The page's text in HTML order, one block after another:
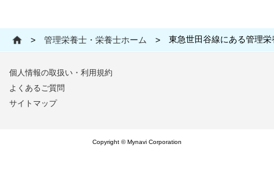
> 管理栄養士・栄養士ホーム > 東急世田谷線にある管理
個人情報の取扱い・利用規約
よくあるご質問
サイトマップ
Copyright © Mynavi Corporation